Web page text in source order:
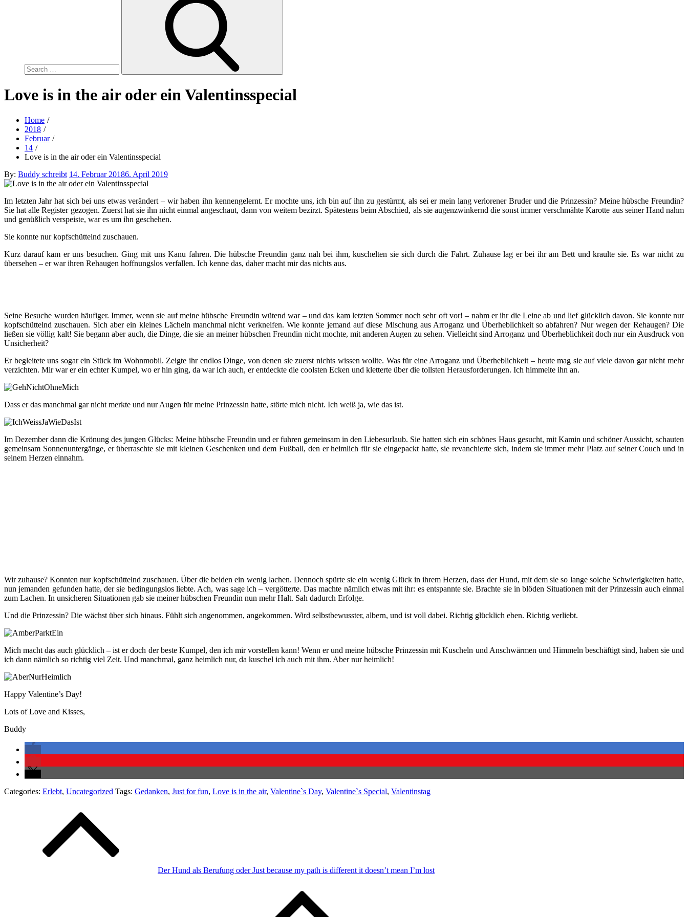
Love is in the air oder ein Valentinsspecial
Home
2018
Februar
14
Love is in the air oder ein Valentinsspecial
By: Buddy schreibtPosted
on
14. Februar 20186. April 2019
Im letzten Jahr hat sich bei uns etwas verändert – wir haben ihn kennengelernt. Er mochte uns, ich bin auf ihn zu gestürmt, als sei er mein lang verlorener Bruder und die Prinzessin? Meine hübsche Freundin?
Sie hat alle Register gezogen. Zuerst hat sie ihn nicht einmal angeschaut, dann von weitem bezirzt. Spätestens beim Abschied, als sie augenzwinkernd die sonst immer verschmähte Karotte aus seiner Hand nahm
und genüßlich verspeiste, war es um ihn geschehen.
Sie konnte nur kopfschüttelnd zuschauen.
Kurz darauf kam er uns besuchen. Ging mit uns Kanu fahren. Die hübsche Freundin ganz nah bei ihm, kuschelten sie sich durch die Fahrt. Zuhause lag er bei ihr am Bett und kraulte sie. Es war nicht zu
übersehen – er war ihren Rehaugen hoffnungslos verfallen. Ich kenne das, daher macht mir das nichts aus.
Seine Besuche wurden häufiger. Immer, wenn sie auf meine hübsche Freundin wütend war – und das kam letzten Sommer noch sehr oft vor! – nahm er ihr die Leine ab und lief glücklich davon. Sie konnte nur
kopfschüttelnd zuschauen. Sich aber ein kleines Lächeln manchmal nicht verkneifen. Wie konnte jemand auf diese Mischung aus Arroganz und Überheblichkeit so abfahren? Nur wegen der Rehaugen? Die
ließen sie völlig kalt! Sie begann aber auch, die Dinge, die sie an meiner hübschen Freundin nicht mochte, mit anderen Augen zu sehen. Vielleicht sind Arroganz und Überheblichkeit doch nur ein Ausdruck von
Unsicherheit?
Er begleitete uns sogar ein Stück im Wohnmobil. Zeigte ihr endlos Dinge, von denen sie zuerst nichts wissen wollte. Was für eine Arroganz und Überheblichkeit – heute mag sie auf viele davon gar nicht mehr
verzichten. Mir war er ein echter Kumpel, wo er hin ging, da war ich auch, er entdeckte die coolsten Ecken und kletterte über die tollsten Herausforderungen. Ich himmelte ihn an.
Dass er das manchmal gar nicht merkte und nur Augen für meine Prinzessin hatte, störte mich nicht. Ich weiß ja, wie das ist.
Im Dezember dann die Krönung des jungen Glücks: Meine hübsche Freundin und er fuhren gemeinsam in den Liebesurlaub. Sie hatten sich ein schönes Haus gesucht, mit Kamin und schöner Aussicht, schauten
gemeinsam Sonnenuntergänge, er überraschte sie mit kleinen Geschenken und dem Fußball, den er heimlich für sie eingepackt hatte, sie revanchierte sich, indem sie immer mehr Platz auf seiner Couch und in
seinem Herzen einnahm.
Wir zuhause? Konnten nur kopfschüttelnd zuschauen. Über die beiden ein wenig lachen. Dennoch spürte sie ein wenig Glück in ihrem Herzen, dass der Hund, mit dem sie so lange solche Schwierigkeiten hatte,
nun jemanden gefunden hatte, der sie bedingungslos liebte. Ach, was sage ich – vergötterte. Das machte nämlich etwas mit ihr: es entspannte sie. Brachte sie in blöden Situationen mit der Prinzessin auch einmal
zum Lachen. In unsicheren Situationen gab sie meiner hübschen Freundin nun mehr Halt. Sah dadurch Erfolge.
Und die Prinzessin? Die wächst über sich hinaus. Fühlt sich angenommen, angekommen. Wird selbstbewusster, albern, und ist voll dabei. Richtig glücklich eben. Richtig verliebt.
Mich macht das auch glücklich – ist er doch der beste Kumpel, den ich mir vorstellen kann! Wenn er und meine hübsche Prinzessin mit Kuscheln und Anschwärmen und Himmeln beschäftigt sind, haben sie und
ich dann nämlich so richtig viel Zeit. Und manchmal, ganz heimlich nur, da kuschel ich auch mit ihm. Aber nur heimlich!
Happy Valentine’s Day!
Lots of Love and Kisses,
Buddy
Categories: Erlebt, Uncategorized Tags: Gedanken, Just for fun, Love is in the air, Valentine`s Day, Valentine`s Special, Valentinstag
Der Hund als Berufung oder Just because my path is different it doesn’t mean I’m lost